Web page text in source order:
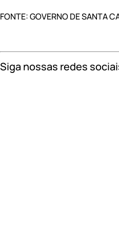
FONTE: GOVERNO DE SANTA
Siga nossas redes